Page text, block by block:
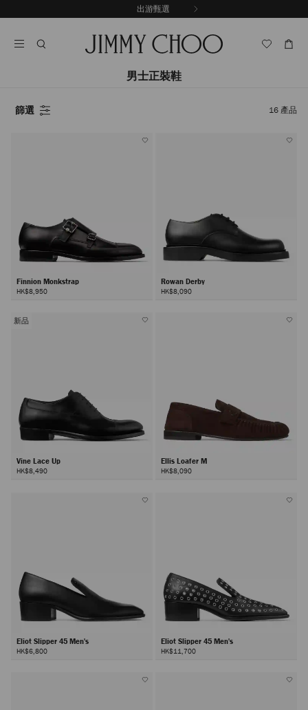
至
探索新品
出游甄選
男士正裝鞋
篩選 16 產品
Finnion Monkstrap
HK$8,950
Rowan Derby
HK$8,090
新品
Vine Lace Up
HK$8,490
Ellis Loafer M
HK$8,090
Eliot Slipper 45 Men's
HK$6,800
Eliot Slipper 45 Men's
HK$11,700